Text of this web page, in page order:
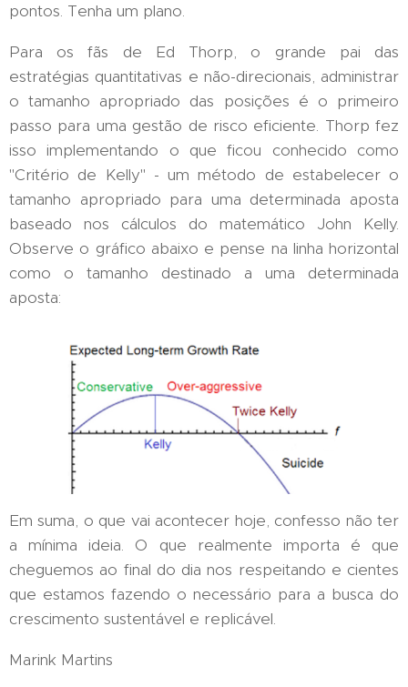
pontos. Tenha um plano.
Para os fãs de Ed Thorp, o grande pai das
estratégias quantitativas e não-direcionais, administrar
o tamanho apropriado das posições é o primeiro
passo para uma gestão de risco eficiente. Thorp fez
isso implementando o que ficou conhecido como
"Critério de Kelly" - um método de estabelecer o
tamanho apropriado para uma determinada aposta
baseado nos cálculos do matemático John Kelly.
Observe o gráfico abaixo e pense na linha horizontal
como o tamanho destinado a uma determinada
aposta:
Em suma, o que vai acontecer hoje, confesso não ter
a mínima ideia. O que realmente importa é que
cheguemos ao final do dia nos respeitando e cientes
que estamos fazendo o necessário para a busca do
crescimento sustentável e replicável.
Marink Martins